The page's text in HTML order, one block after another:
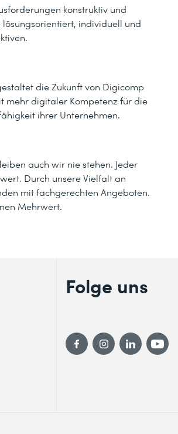
konstruktiv und
individuell und
die Zukunft von Digicomp
mehr digitaler Kompetenz für die
ihrer Unternehmen.
auch wir nie stehen. Jeder
Durch unsere Vielfalt an
mit fachgerechten Angeboten.
Mehrwert.
Folge uns